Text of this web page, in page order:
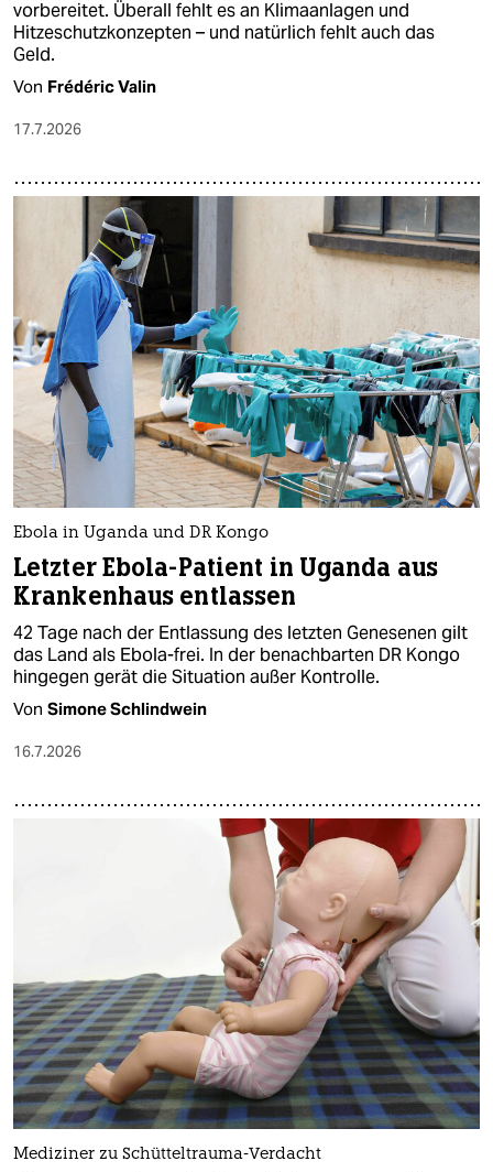
vorbereitet. Überall fehlt es an Klimaanlagen und
Hitzeschutzkonzepten – und natürlich fehlt auch das
Geld.
Von Frédéric Valin
17.7.2026
Ebola in Uganda und DR Kongo
Letzter Ebola-Patient in Uganda aus
Krankenhaus entlassen
42 Tage nach der Entlassung des letzten Genesenen gilt
das Land als Ebola-frei. In der benachbarten DR Kongo
hingegen gerät die Situation außer Kontrolle.
Von Simone Schlindwein
16.7.2026
Mediziner zu Schütteltrauma-Verdacht